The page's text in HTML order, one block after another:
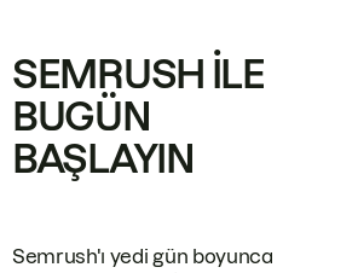
SEMRUSH ILE
BUGÜN
BAŞLAYIN
Semrush'ı yedi gün boyunca